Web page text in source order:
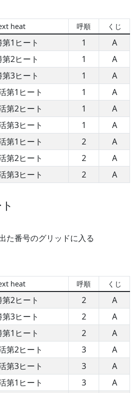
heat 呼順 くじ
1ヒート 1
A
2ヒート 1
A
3ヒート 1
A
第1ヒート 1
A
第2ヒート 1
A
第3ヒート 1
A
第1ヒート 2
A
第2ヒート 2
A
第3ヒート 2 A
た番号のグリッドに入る
heat 呼順 くじ
2ヒート 2
A
3ヒート 2
A
1ヒート 2
A
第2ヒート 3
A
第3ヒート 3
A
第1ヒート 3
A